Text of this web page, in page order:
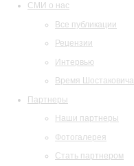
СМИ о нас
Все публикации
Рецензии
Интервью
Время Шостаковича
Партнеры
Наши партнеры
Фотогалерея
Стать партнером